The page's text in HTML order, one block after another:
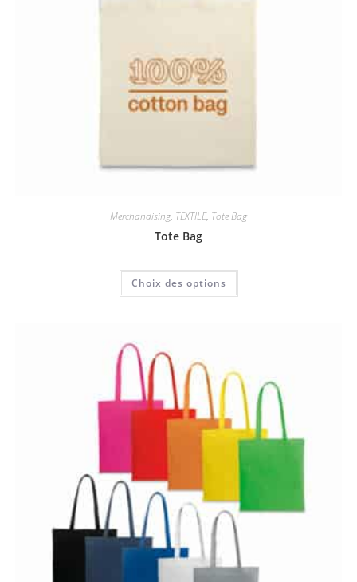
Merchandising, TEXTILE, Tote Bag
Tote Bag
Choix des options